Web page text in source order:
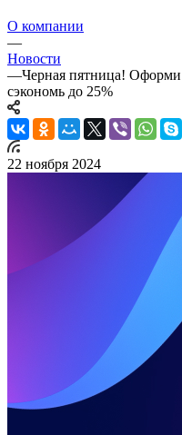
О компании
—
Новости
—Черная пятница! Оформи
сэкономь до 25%
22 ноября 2024